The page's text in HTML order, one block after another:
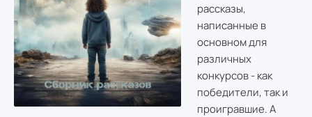
рассказы,
написанные в
основном для
различных
конкурсов - как
победители, так и
проигравшие. А